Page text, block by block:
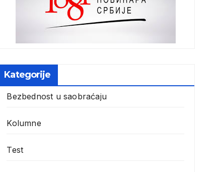
Kategorije
Bezbednost u saobraćaju
Kolumne
Test